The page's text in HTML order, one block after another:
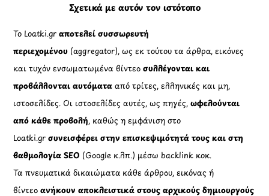
Σχετικά με αυτόν τον ιστότοπο
Το Loatki.grαποτελεί συσσωρευτή
περιεχομένου (aggregator), ως εκ τούτου τα άρθρα, εικόνες
και τυχόν ενσωματωμένα βίντεοσυλλέγονται και
προβάλλονται αυτόματααπό τρίτες, ελληνικές και μη,
ιστοσελίδες. Οι ιστοσελίδες αυτές, ως πηγές,ωφελούνται
από κάθε προβολή, καθώς η εμφάνιση στο
Loatki.gr συνεισφέρει στην επισκεψιμότητά τους και στη
βαθμολογία SEO (Google κ.λπ.) μέσω backlink κοκ.
Τα πνευματικά δικαιώματα κάθε άρθρου, εικόνας ή
βίντεοανήκουν αποκλειστικά στους αρχικούς δημιουργούς